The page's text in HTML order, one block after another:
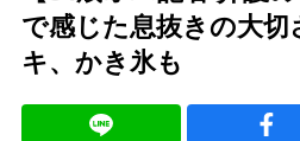
で感じた息抜きの大
キ、かき氷も